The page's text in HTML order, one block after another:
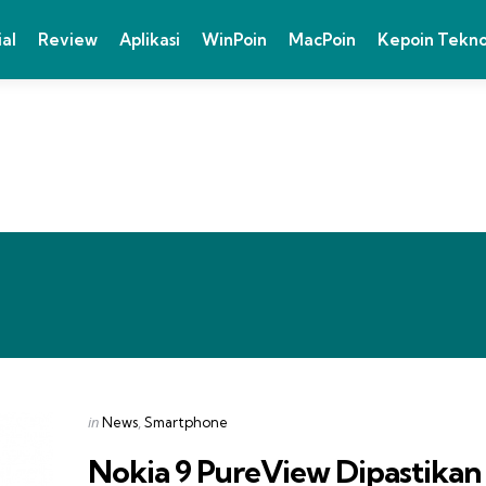
Review Aplikasi WinPoin MacPoin Kepoin
Categories
Posted
inNews Smartphone
Nokia 9 PureView Dipastikan